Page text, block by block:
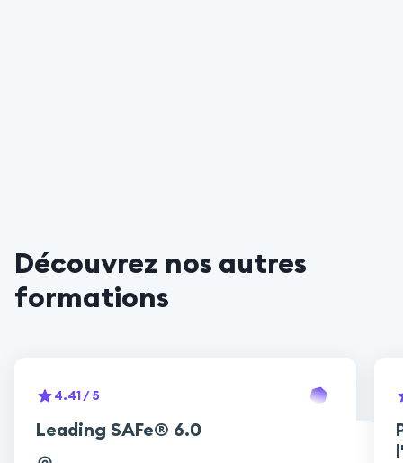
Découvrez nos autres
formations
4.41 / 5
Leading SAFe® 6.0